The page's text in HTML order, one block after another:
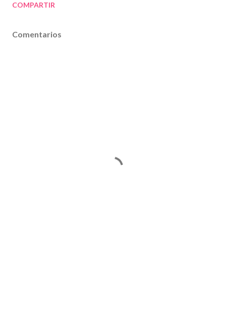
COMPARTIR
Comentarios